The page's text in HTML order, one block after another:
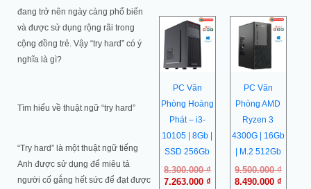
đang trở nên ngày càng phổ biến
và được sử dụng rộng rãi trong
cộng đồng trẻ. Vậy “try hard” có ý
nghĩa là gì?
Tìm hiểu về thuật ngữ “try hard”
“Try hard” là một thuật ngữ tiếng
Anh được sử dụng để miêu tả
người cố gắng hết sức để đạt được
PC Văn
Phòng Hoàng
Phát – i3-
10105 | 8Gb |
SSD 256Gb
8.300.000₫
Giá
gốc
7.263.000 ₫
Giá
hiện
7.263.000 ₫.
PC Văn
Phòng AMD
Ryzen 3
4300G | 16Gb
| M.2 512Gb
9.500.000₫
Giá
gốc
8.490.000 ₫
Giá
hiện